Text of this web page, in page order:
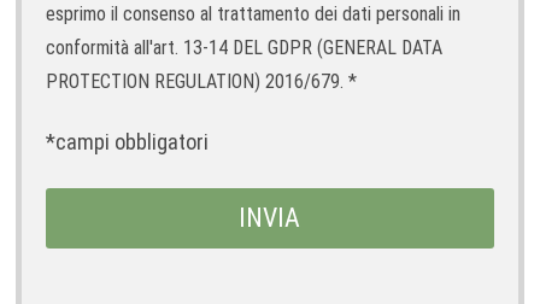
esprimo il consenso al trattamento dei dati personali in
conformità all'art. 13-14 DEL GDPR (GENERAL DATA
PROTECTION REGULATION) 2016/679. *
*campi obbligatori